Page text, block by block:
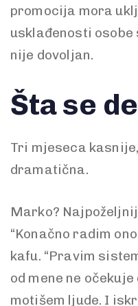
promocija mora
usklađenosti osobe
nije dovoljan.
Šta se
Tri mjeseca
dramatična.
Marko?
“Konačno radim
kafu. “Pravim
od mene ne
motišem ljude. I